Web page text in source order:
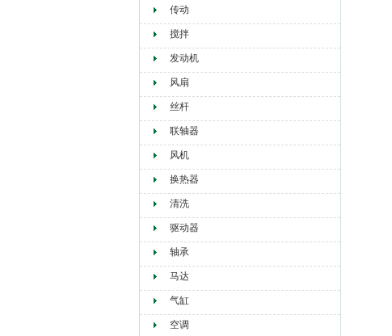
传动
搅拌
发动机
风扇
丝杆
联轴器
风机
换热器
清洗
驱动器
轴承
马达
气缸
空调